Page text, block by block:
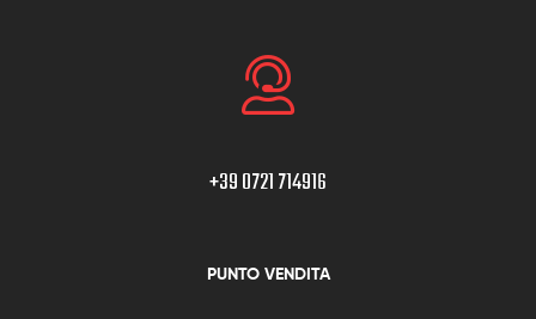
+39 0721 714916
PUNTO VENDITA